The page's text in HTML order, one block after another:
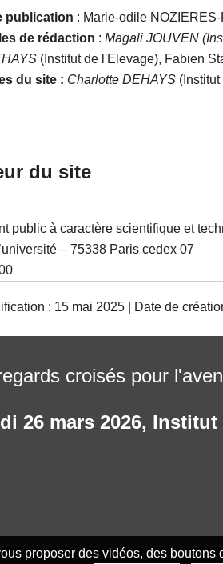
publication : Marie-odile
de rédaction :Magali JOUVEN
(Institut de l'Elevage), Fabien
du site : Charlotte DEHAYS
du site
public à caractère scientifique et
– 75338 Paris cedex 07
: 15 mai 2025 | Date de
proposer des vidéos, des
croisés pour
26 mars 2026, Institut